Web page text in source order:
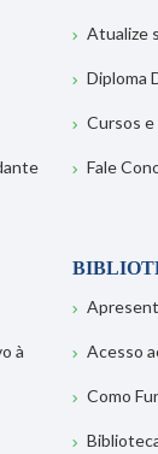
Atualize
Diploma
Cursos
Fale
à
Acesso
Como